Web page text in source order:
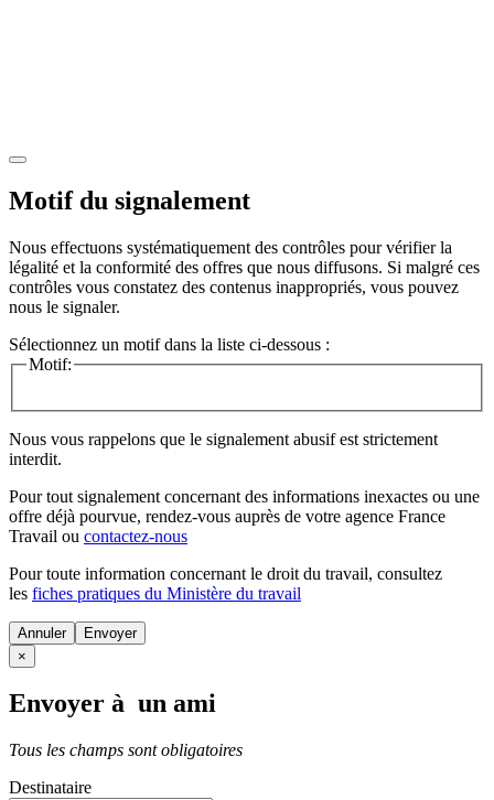
Motif du signalement
Nous effectuons systématiquement des contrôles pour vérifier la
légalité et la conformité des offres que nous diffusons. Si malgré ces
contrôles vous constatez des contenus inappropriés, vous pouvez
nous le signaler.
Sélectionnez un motif dans la liste ci-dessous :
Motif:
Nous vous rappelons que le signalement abusif est strictement
interdit.
Pour tout signalement concernant des informations inexactes ou une
offre déjà pourvue, rendez-vous auprès de votre agence France
Travail ou contactez-nous
Pour toute information concernant le droit du travail, consultez
les fiches pratiques du Ministère du travail
Annuler
×
Envoyer à un ami
Tous les champs sont obligatoires
Destinataire